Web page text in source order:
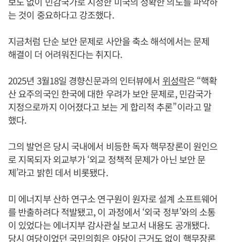
는 것이 중요하다고 강조했다.
지금처럼 단순 보안 문제로 사안을 축소 해석에서는 문제
해결이 더 어려워진다는 취지다.
2025년 3월18일 경향신문과의 인터뷰에서 위성락은 “핵확
산 요주의국인 한국에 대한 우려가 보안 문제로, 민감국가
지정으로까지 이어졌다고 보는 게 합리적 추론”이라고 말
했다.
그의 발언은 당시 국내에서 비등한 독자 핵무장론이 원인으
로 지목되자 외교부가 ‘외교 정책적 문제가 아닌 보안 문
제’라고 밝힌 데서 비롯됐다.
미 에너지부 산하 연구소 연구원이 원자로 설계 소프트웨어
를 반출하려다 적발됐고, 이 과정에서 ‘외국 정부’와의 소통
이 있었다는 에너지부 감사관실 보고서 내용도 공개됐다.
당시 여당이었던 국민의힘은 야당이 근거도 없이 핵무장론